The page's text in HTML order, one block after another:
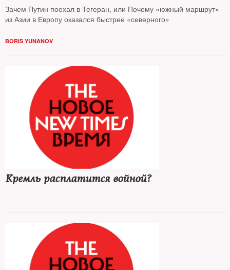
Зачем Путин поехал в Тегеран, или Почему «южный маршрут»
из Азии в Европу оказался быстрее «северного»
BORIS YUNANOV
Кремль расплатится войной?